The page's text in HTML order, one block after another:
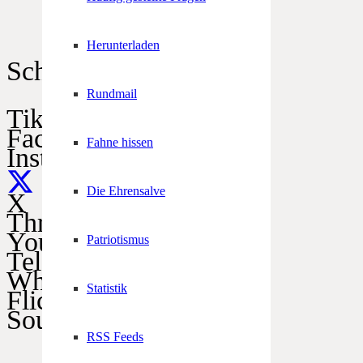
Herunterladen
Rundmail
Fahne hissen
Die Ehrensalve
Patriotismus
Statistik
RSS Feeds
Schützen im Netz
TikTok
Facebook
Instagram
X
Threads
YouTube
Telegram
WhatsApp
Flickr
SoundCloud